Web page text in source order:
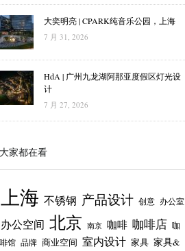
大奕明亮 | CPARK纯音乐公园，上海
7 月 31, 2026
HdA | 广州九龙湖阿那亚度假区灯光设
计
7 月 27, 2026
家都在看
上海 不锈钢 产品设计 创意 办公室
办公空间 北京 南京 咖啡 咖啡店 咖
馆 品牌 商业空间 室内设计 家具 家具&